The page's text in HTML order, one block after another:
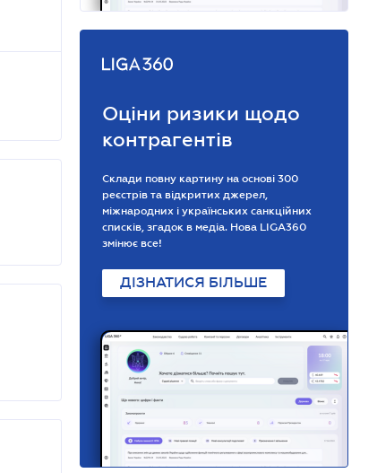
Оціни ризики щодо
контрагентів
Склади повну картину на основі 300
реєстрів та відкритих джерел,
міжнародних і українських санкційних
списків, згадок в медіа. Нова LIGA360
змінює все!
ДІЗНАТИСЯ БІЛЬШЕ